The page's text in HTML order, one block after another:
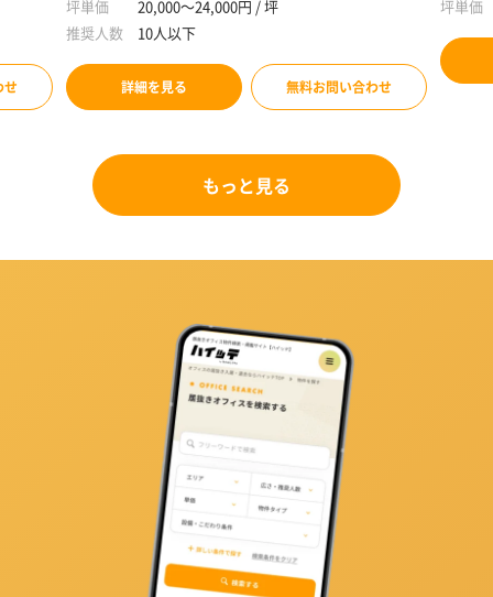
せ
坪単価
20,000～24,000円 / 坪
推奨人数
10人以下
詳細を見る 無料お問い合わせ
坪単価
もっと見る